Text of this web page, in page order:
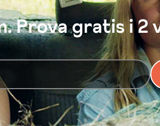
Prova gratis i 2